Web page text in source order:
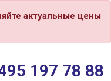
актуальные цены
197 78 88